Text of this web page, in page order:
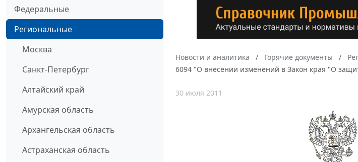
Федеральные
Региональные
Москва
Санкт-Петербург
Алтайский край
Амурская область
Архангельская область
Астраханская область
Новости и аналитика Горячие документы
6094 "О внесении изменений в Закон края "О
30 июля 2011